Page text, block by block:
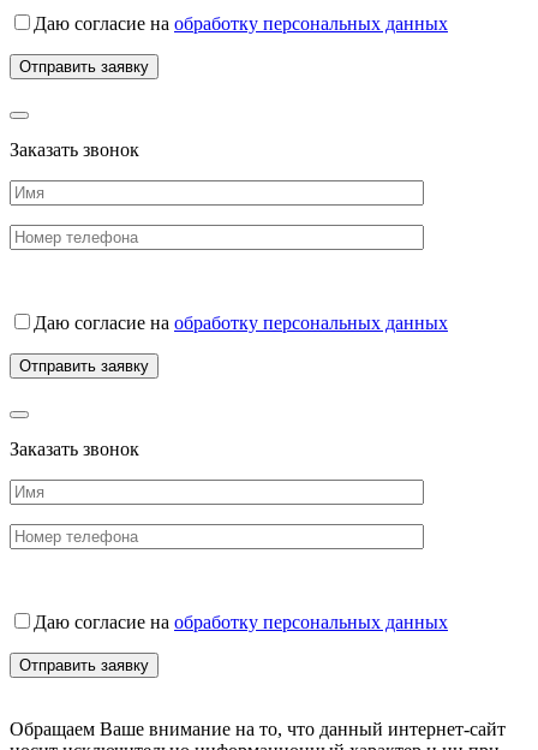
Даю согласие на обработку персональных данных
Заказать звонок
Даю согласие на обработку персональных данных
Заказать звонок
Даю согласие на обработку персональных данных
Обращаем Ваше внимание на то, что данный интернет-сайт